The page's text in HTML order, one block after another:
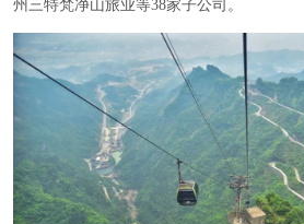
州三特梵净山旅业等38家子公司。